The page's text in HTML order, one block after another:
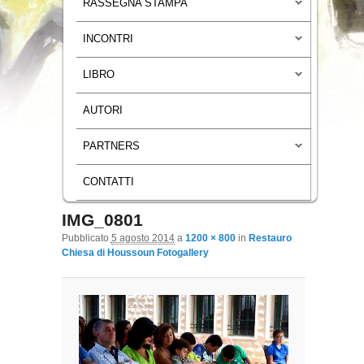
RASSEGNA STAMPA
INCONTRI
LIBRO
AUTORI
PARTNERS
CONTATTI
Navigazione immagini
IMG_0801
Pubblicato 5 agosto 2014a 1200 × 800in Restauro
Chiesa di Houssoun Fotogallery